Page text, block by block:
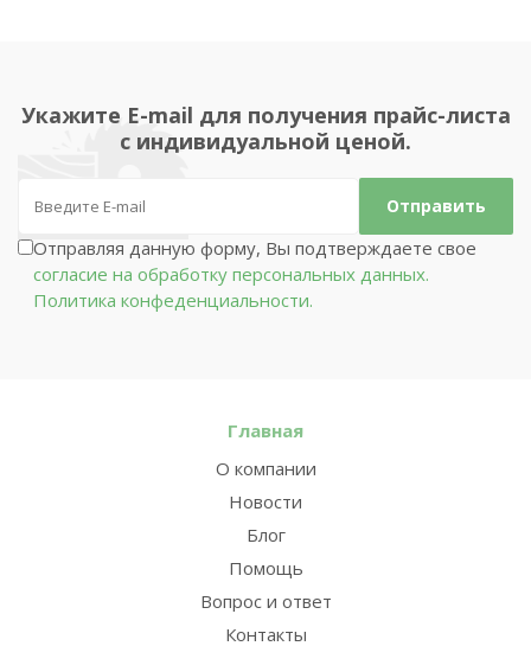
Укажите E-mail для получения прайс-листа
с индивидуальной ценой.
Отправляя данную форму, Вы подтверждаете свое
согласие на обработку персональных данных.
Политика конфеденциальности.
Главная
О компании
Новости
Блог
Помощь
Вопрос и ответ
Контакты